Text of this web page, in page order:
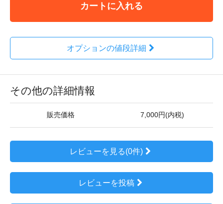
カートに入れる
オプションの値段詳細
その他の詳細情報
販売価格 7,000円(内税)
レビューを見る(0件)
レビューを投稿